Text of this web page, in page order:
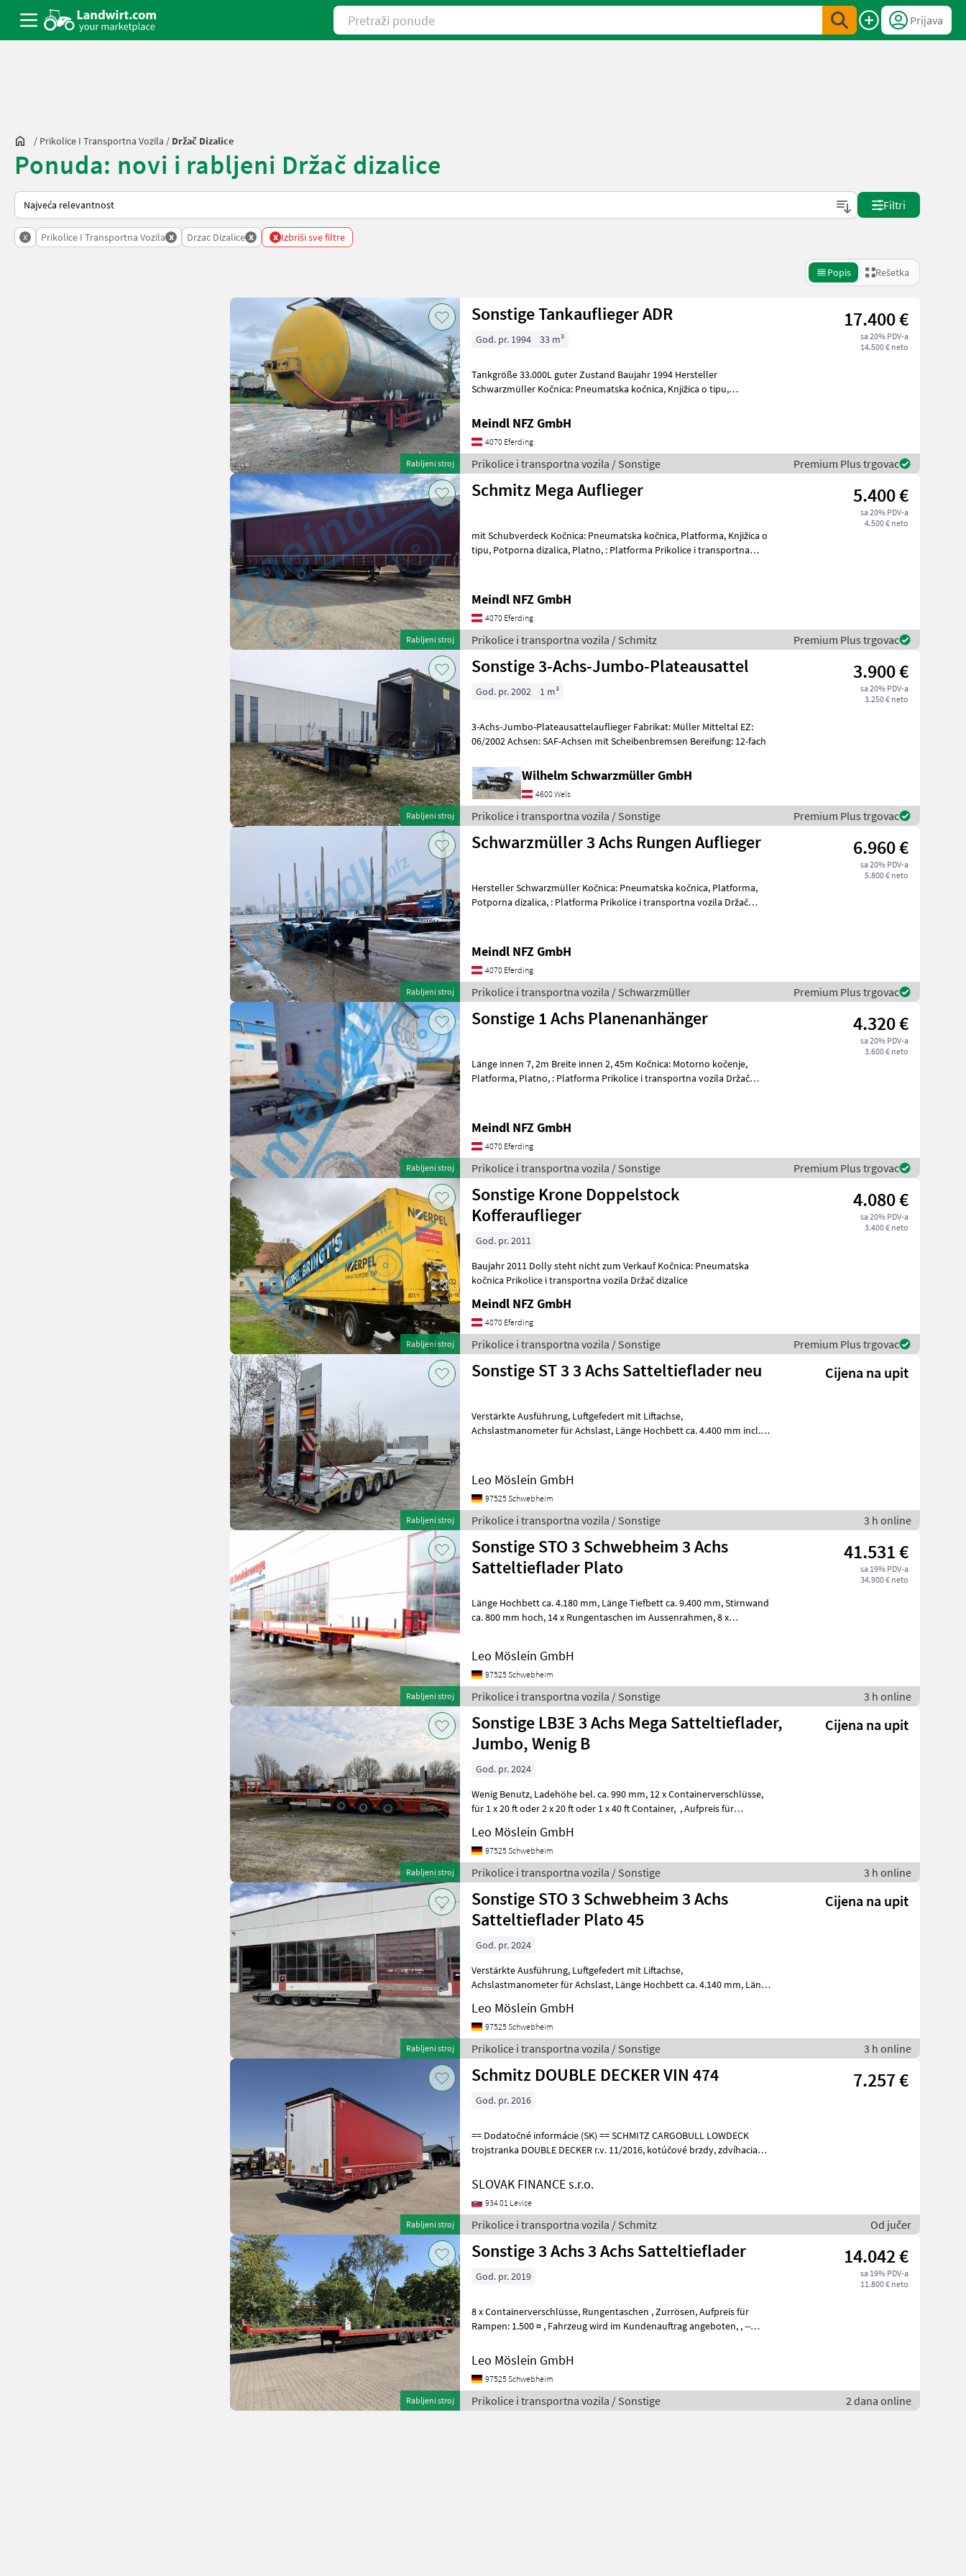
Pretraži ponude
Prijava
/ Prikolice I Transportna Vozila / Držač Dizalice
Ponuda: novi i rabljeni Držač dizalice
Tako se sortira na Landwirt.com
Filtri
x Prikolice I Transportna Vozila x Drzac Dizalice x x Izbriši sve filtre
Popis Rešetka
Rabljeni stroj
Sonstige Tankauflieger ADR 17.400 €
sa 20% PDV-a
14.500 € neto
God. pr. 1994 33 m³
Tankgröße 33.000L guter Zustand Baujahr 1994 Hersteller
Schwarzmüller Kočnica: Pneumatska kočnica, Knjižica o tipu,
Meindl NFZ GmbH
4070 Eferding
Prikolice i transportna vozila / Sonstige Premium Plus trgovac
Rabljeni stroj
Schmitz Mega Auflieger 5.400 €
sa 20% PDV-a
4.500 € neto
mit Schubverdeck Kočnica: Pneumatska kočnica, Platforma, Knjižica o
tipu, Potporna dizalica, Platno, : Platforma Prikolice i transportna
Meindl NFZ GmbH
4070 Eferding
Prikolice i transportna vozila / Schmitz Premium Plus trgovac
Rabljeni stroj
Sonstige 3-Achs-Jumbo-Plateausattel 3.900 €
sa 20% PDV-a
3.250 € neto
God. pr. 2002 1 m³
3-Achs-Jumbo-Plateausattelauflieger Fabrikat: Müller Mitteltal EZ:
06/2002 Achsen: SAF-Achsen mit Scheibenbremsen Bereifung: 12-fach
Wilhelm Schwarzmüller GmbH
4600 Wels
Prikolice i transportna vozila / Sonstige Premium Plus trgovac
Rabljeni stroj
Schwarzmüller 3 Achs Rungen Auflieger 6.960 €
sa 20% PDV-a
5.800 € neto
Hersteller Schwarzmüller Kočnica: Pneumatska kočnica, Platforma,
Potporna dizalica, : Platforma Prikolice i transportna vozila Držač
Meindl NFZ GmbH
4070 Eferding
Prikolice i transportna vozila / Schwarzmüller Premium Plus trgovac
Rabljeni stroj
Sonstige 1 Achs Planenanhänger 4.320 €
sa 20% PDV-a
3.600 € neto
Länge innen 7, 2m Breite innen 2, 45m Kočnica: Motorno kočenje,
Platforma, Platno, : Platforma Prikolice i transportna vozila Držač
Meindl NFZ GmbH
4070 Eferding
Prikolice i transportna vozila / Sonstige Premium Plus trgovac
Rabljeni stroj
Sonstige Krone Doppelstock
Kofferauflieger
4.080 €
sa 20% PDV-a
3.400 € neto
God. pr. 2011
Baujahr 2011 Dolly steht nicht zum Verkauf Kočnica: Pneumatska
kočnica Prikolice i transportna vozila Držač dizalice
Meindl NFZ GmbH
4070 Eferding
Prikolice i transportna vozila / Sonstige Premium Plus trgovac
Rabljeni stroj
Sonstige ST 3 3 Achs Satteltieflader neu Cijena na upit
Verstärkte Ausführung, Luftgefedert mit Liftachse,
Achslastmanometer für Achslast, Länge Hochbett ca. 4.400 mm incl.
Leo Möslein GmbH
97525 Schwebheim
Prikolice i transportna vozila / Sonstige 3 h online
Rabljeni stroj
Sonstige STO 3 Schwebheim 3 Achs
Satteltieflader Plato
41.531 €
sa 19% PDV-a
34.900 € neto
Länge Hochbett ca. 4.180 mm, Länge Tiefbett ca. 9.400 mm, Stirnwand
ca. 800 mm hoch, 14 x Rungentaschen im Aussenrahmen, 8 x
Leo Möslein GmbH
97525 Schwebheim
Prikolice i transportna vozila / Sonstige 3 h online
Rabljeni stroj
Sonstige LB3E 3 Achs Mega Satteltieflader,
Jumbo, Wenig B
Cijena na upit
God. pr. 2024
Wenig Benutz, Ladehöhe bel. ca. 990 mm, 12 x Containerverschlüsse,
für 1 x 20 ft oder 2 x 20 ft oder 1 x 40 ft Container, , Aufpreis für
Leo Möslein GmbH
97525 Schwebheim
Prikolice i transportna vozila / Sonstige 3 h online
Rabljeni stroj
Sonstige STO 3 Schwebheim 3 Achs
Satteltieflader Plato 45
Cijena na upit
God. pr. 2024
Verstärkte Ausführung, Luftgefedert mit Liftachse,
Achslastmanometer für Achslast, Länge Hochbett ca. 4.140 mm, Länge
Leo Möslein GmbH
97525 Schwebheim
Prikolice i transportna vozila / Sonstige 3 h online
Rabljeni stroj
Schmitz DOUBLE DECKER VIN 474 7.257 €
God. pr. 2016
== Dodatočné informácie (SK) == SCHMITZ CARGOBULL LOWDECK
trojstranka DOUBLE DECKER r.v. 11/2016, kotúčové brzdy, zdvíhacia
SLOVAK FINANCE s.r.o.
934 01 Levice
Prikolice i transportna vozila / Schmitz Od jučer
Rabljeni stroj
Sonstige 3 Achs 3 Achs Satteltieflader 14.042 €
sa 19% PDV-a
11.800 € neto
God. pr. 2019
8 x Containerverschlüsse, Rungentaschen , Zurrösen, Aufpreis für
Rampen: 1.500 ¤ , Fahrzeug wird im Kundenauftrag angeboten, , --
Leo Möslein GmbH
97525 Schwebheim
Prikolice i transportna vozila / Sonstige 2 dana online